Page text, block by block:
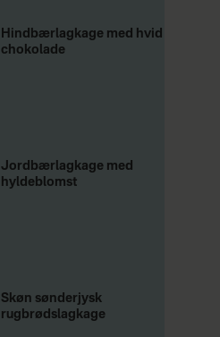
Hindbærlagkage med hvid
chokolade
Jordbærlagkage med
hyldeblomst
Skøn sønderjysk
rugbrødslagkage